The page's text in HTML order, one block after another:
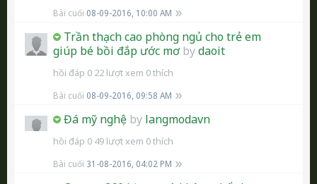
Bài cuối 08-09-2016, 10:00 AM
Trần thạch cao phòng ngủ cho trẻ em
giúp bé bồi đắp ước mơ bydaoit
hồi đáp 0 22 lượt xem 0 thích
Bài cuối 08-09-2016, 09:58 AM
Đá mỹ nghệ by langmodavn
hồi đáp 0 49 lượt xem 0 thích
Bài cuối 31-08-2016, 04:02 PM